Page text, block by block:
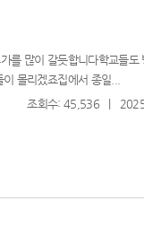
를 많이 갈듯합니다학교들도
몰리겠죠집에서 종일...
조회수: 45,536